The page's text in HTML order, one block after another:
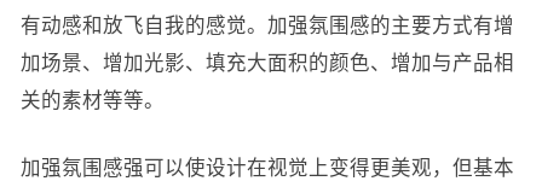
有动感和放飞自我的感觉。加强氛围感的主要方式有增
加场景、增加光影、填充大面积的颜色、增加与产品相
关的素材等等。
加强氛围感强可以使设计在视觉上变得更美观，但基本